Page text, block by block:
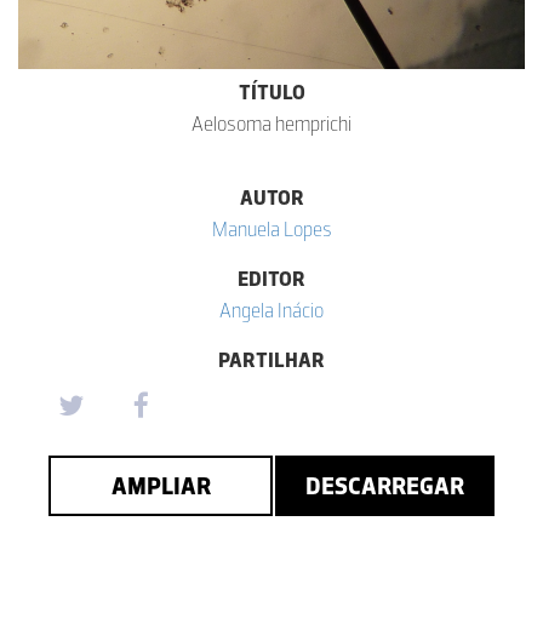
TÍTULO
Aelosoma hemprichi
AUTOR
Manuela Lopes
EDITOR
Angela Inácio
PARTILHAR
AMPLIAR DESCARREGAR